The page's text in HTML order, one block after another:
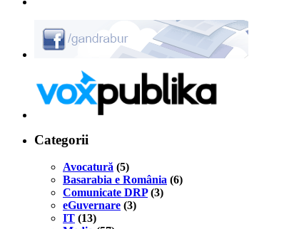
Categorii
Avocatură (5)
Basarabia e România (6)
Comunicate DRP(3)
eGuvernare (3)
IT (13)